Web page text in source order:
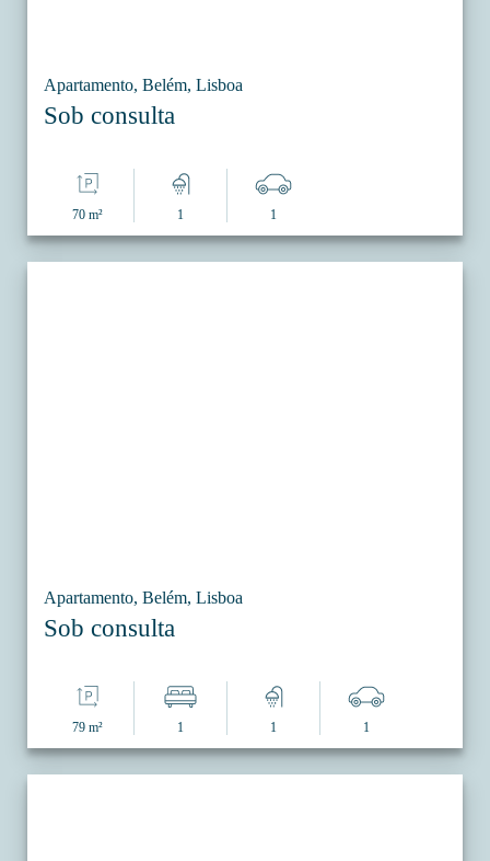
Apartamento, Belém, Lisboa
Sob consulta
70 m² 1 1
Apartamento, Belém, Lisboa
Sob consulta
79 m² 1 1 1